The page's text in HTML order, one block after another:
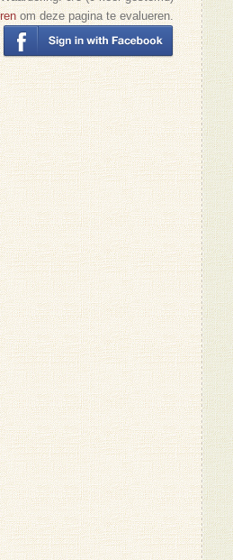
om deze pagina te evalueren.